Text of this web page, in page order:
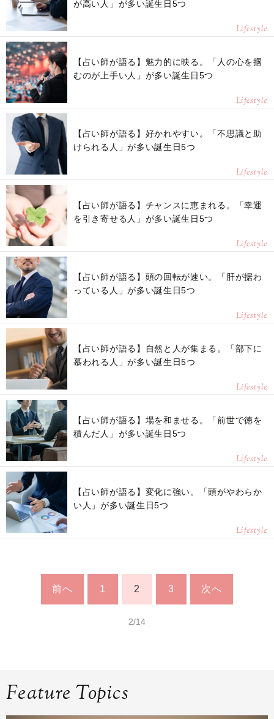
が高い人」が多い誕生日5つ
Lifestyle
【占い師が語る】魅力的に映る。「人の心を掴
むのが上手い人」が多い誕生日5つ
Lifestyle
【占い師が語る】好かれやすい。「不思議と助
けられる人」が多い誕生日5つ
Lifestyle
【占い師が語る】チャンスに恵まれる。「幸運
を引き寄せる人」が多い誕生日5つ
Lifestyle
【占い師が語る】頭の回転が速い。「肝が据わ
っている人」が多い誕生日5つ
Lifestyle
【占い師が語る】自然と人が集まる。「部下に
慕われる人」が多い誕生日5つ
Lifestyle
【占い師が語る】場を和ませる。「前世で徳を
積んだ人」が多い誕生日5つ
Lifestyle
【占い師が語る】変化に強い。「頭がやわらか
い人」が多い誕生日5つ
Lifestyle
前へ 1 2 3 次へ
2/14
Feature Topics